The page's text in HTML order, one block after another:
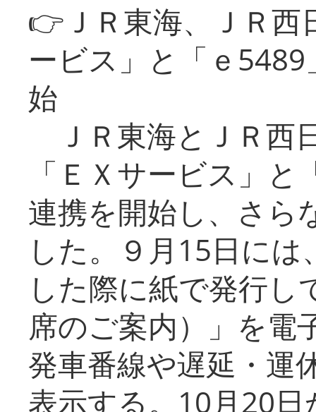
👉ＪＲ東海、ＪＲ
ービス」と「ｅ
始
ＪＲ東海とＪＲ西
「ＥＸサービス」
連携を開始し、さら
した。９月15日に
した際に紙で発行し
席のご案内）」を電
発車番線や遅延・運
表示する。10月20